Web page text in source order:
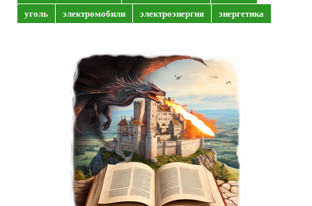
уголь
электромобили электроэнергия энергетика